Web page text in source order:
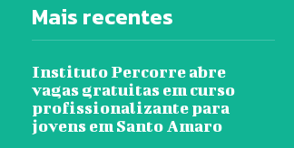
Mais recentes
Instituto Percorre abre
vagas gratuitas em curso
profissionalizante para
jovens em Santo Amaro